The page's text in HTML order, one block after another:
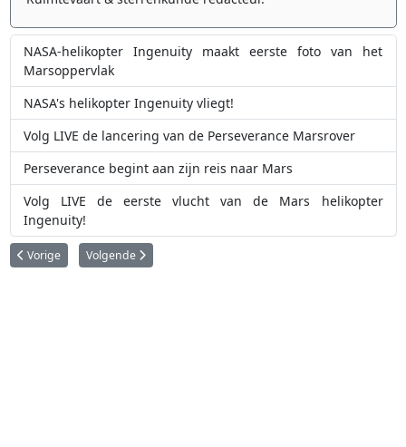
NASA-helikopter Ingenuity maakt eerste foto van het
Marsoppervlak
NASA's helikopter Ingenuity vliegt!
Volg LIVE de lancering van de Perseverance Marsrover
Perseverance begint aan zijn reis naar Mars
Volg LIVE de eerste vlucht van de Mars helikopter
Ingenuity!
Vorig artikel: Ruimtesonde van Arabische Emiraten komt aan bij Mars
Vorige Volgende artikel: Sporen van oeroude rivieren in de rotsen
Volgende